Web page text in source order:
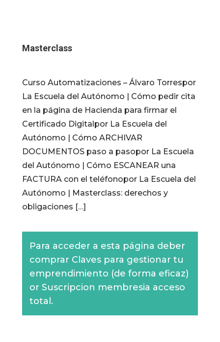
Masterclass
Curso Automatizaciones – Álvaro Torrespor
La Escuela del Autónomo | Cómo pedir cita
en la página de Hacienda para firmar el
Certificado Digitalpor La Escuela del
Autónomo | Cómo ARCHIVAR
DOCUMENTOS paso a pasopor La Escuela
del Autónomo | Cómo ESCANEAR una
FACTURA con el teléfonopor La Escuela del
Autónomo | Masterclass: derechos y
obligaciones […]
Para acceder a esta página deber
comprar Claves para gestionar tu
emprendimiento (de forma eficaz)
or Suscripcion membresia acceso
total .